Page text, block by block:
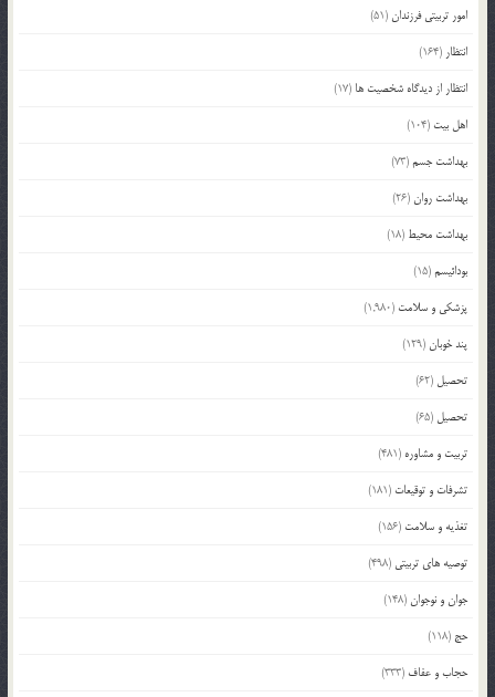
امور تربیتی فرزندان(51)
انتظار (164)
انتظار از دیدگاه شخصیت ها (17)
اهل بیت (104)
بهداشت جسم(73)
بهداشت روان(26)
بهداشت محیط (18)
بودائیسم(15)
پزشکی و سلامت (1,980)
پند خوبان(129)
تحصیل (62)
تحصیل (65)
تربیت و مشاوره (481)
تشرفات و توقیعات (181)
تغذیه و سلامت (156)
توصیه های تربیتی (498)
جوان و نوجوان(148)
حج (118)
حجاب و عفاف (333)